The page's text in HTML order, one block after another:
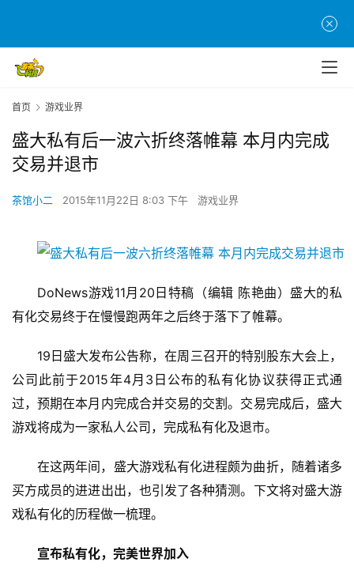
首页 游戏业界
盛大私有后一波六折终落帷幕 本月内完成
交易并退市
茶馆小二 2015年11月22日 8:03 下午 游戏业界
DoNews游戏11月20日特稿（编辑 陈艳曲）盛大的私
有化交易终于在慢慢跑两年之后终于落下了帷幕。
19日盛大发布公告称，在周三召开的特别股东大会上，
公司此前于2015年4月3日公布的私有化协议获得正式通
过，预期在本月内完成合并交易的交割。交易完成后，盛大
游戏将成为一家私人公司，完成私有化及退市。
在这两年间，盛大游戏私有化进程颇为曲折，随着诸多
买方成员的进进出出，也引发了各种猜测。下文将对盛大游
戏私有化的历程做一梳理。
宣布私有化，完美世界加入